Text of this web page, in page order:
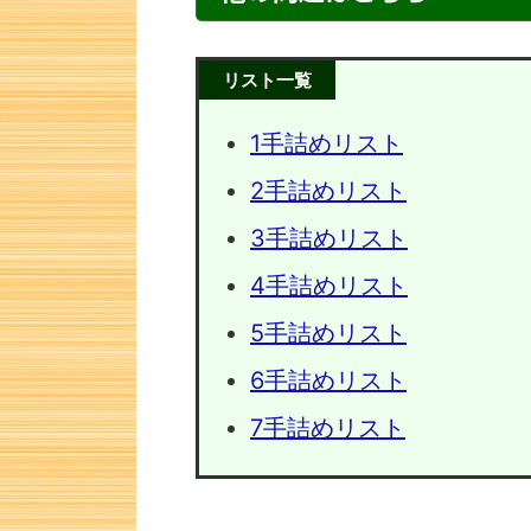
リスト一覧
1手詰めリスト
2手詰めリスト
3手詰めリスト
4手詰めリスト
5手詰めリスト
6手詰めリスト
7手詰めリスト
次の一手問題・21